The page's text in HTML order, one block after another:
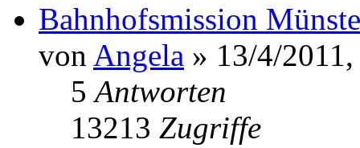
Bahnhofsmission
von Angela » 13/4/
5Antworten
13213 Zugriffe